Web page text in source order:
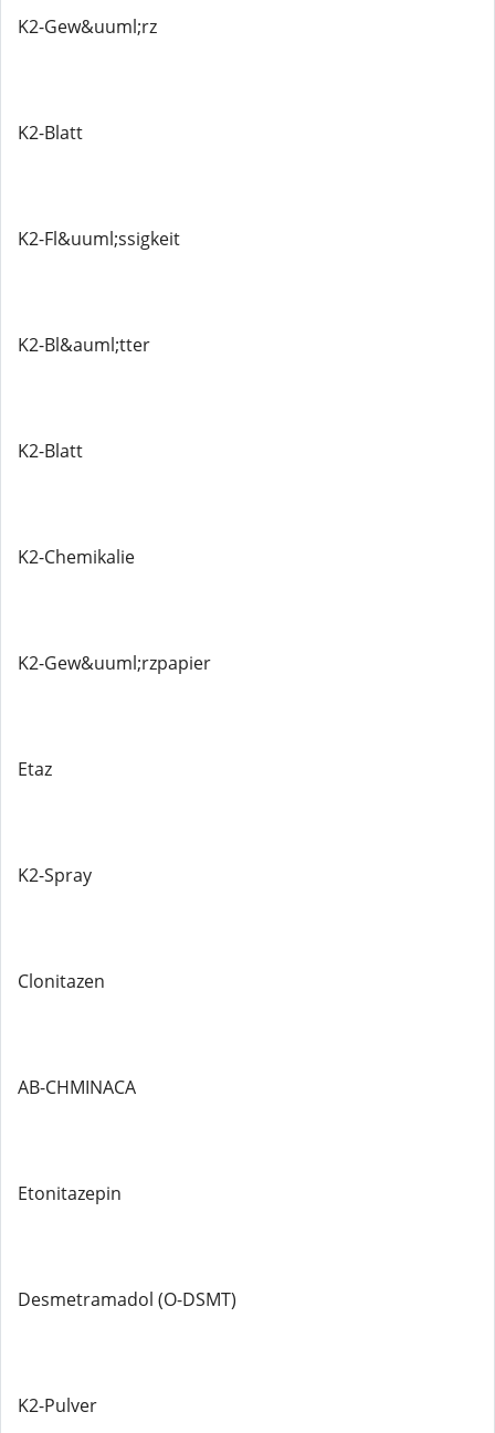
K2-Gew&uuml;rz
K2-Blatt
K2-Fl&uuml;ssigkeit
K2-Bl&auml;tter
K2-Blatt
K2-Chemikalie
K2-Gew&uuml;rzpapier
Etaz
K2-Spray
Clonitazen
AB-CHMINACA
Etonitazepin
Desmetramadol (O-DSMT)
K2-Pulver